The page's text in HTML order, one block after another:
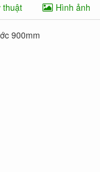
thuật Hình ảnh
900mm